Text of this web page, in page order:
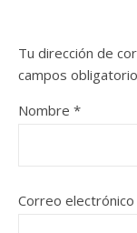
Tu dirección de
campos
Nombre *
Correo electrónico